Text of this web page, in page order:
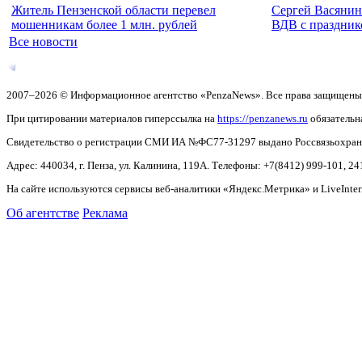
Житель Пензенской области перевел
мошенникам более 1 млн. рублей
Сергей
ВДВ с
Все новости
2007–2026 © Информационное агентство «PenzaNews». Все права
При цитировании материалов гиперссылка на https://penzanews.ru
Свидетельство о регистрации СМИ ИА №ФС77-31297 выдано
Адрес: 440034, г. Пенза, ул. Калинина, 119А. Телефоны: +7(8412) 999-101,
На сайте используются сервисы веб-аналитики «Яндекс.Метрика» и
Об агентстве Реклама